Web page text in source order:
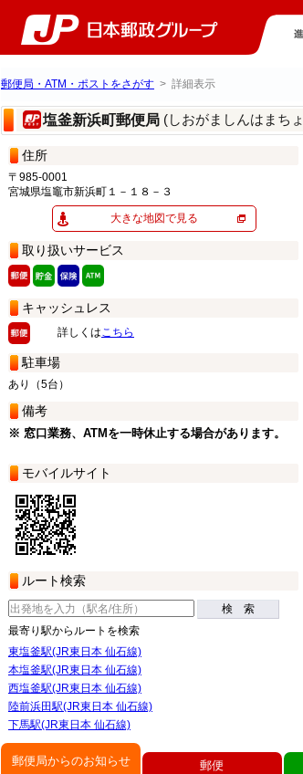
郵便局・ATM・ポストをさがす > 詳細表示
塩釜新浜町郵便局 (しおがましんはまち
住所
〒985-0001
宮城県塩竈市新浜町１－１８－３
大きな地図で見る
取り扱いサービス
キャッシュレス
詳しくはこちら
駐車場
あり（5台）
備考
※ 窓口業務、ATMを一時休止する場合があります。
モバイルサイト
ルート検索
検 索
最寄り駅からルートを検索
東塩釜駅(JR東日本 仙石線)
本塩釜駅(JR東日本 仙石線)
西塩釜駅(JR東日本 仙石線)
陸前浜田駅(JR東日本 仙石線)
下馬駅(JR東日本 仙石線)
郵便局からのお知らせ 郵便